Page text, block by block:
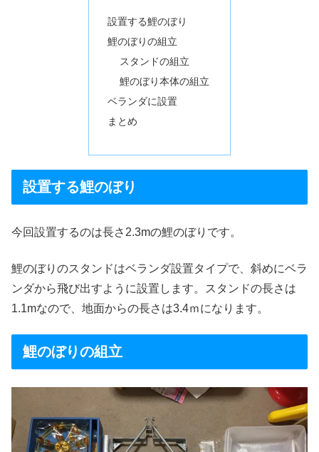
設置する鯉のぼり
鯉のぼりの組立
スタンドの組立
鯉のぼり本体の組立
ベランダに設置
まとめ
設置する鯉のぼり
今回設置するのは長さ2.3mの鯉のぼりです。
鯉のぼりのスタンドはベランダ設置タイプで、斜めにベラ
ンダから飛び出すように設置します。スタンドの長さは
1.1mなので、地面からの長さは3.4ｍになります。
鯉のぼりの組立